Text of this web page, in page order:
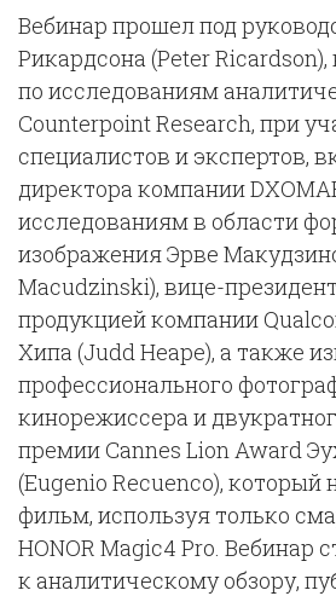
Вебинар прошел под
Рикардсона (Peter
по исследованиям
Counterpoint Research, при
специалистов и экспертов,
директора компании
исследованиям в области
изображения Эрве
Macudzinski), вице-
продукцией компании
Хипа (Judd Heape), а также
профессионального
кинорежиссера и
премии Cannes Lion Award
(Eugenio Recuenco), который
фильм, используя только
HONOR Magic4 Pro. Вебинар
к аналитическому обзору,